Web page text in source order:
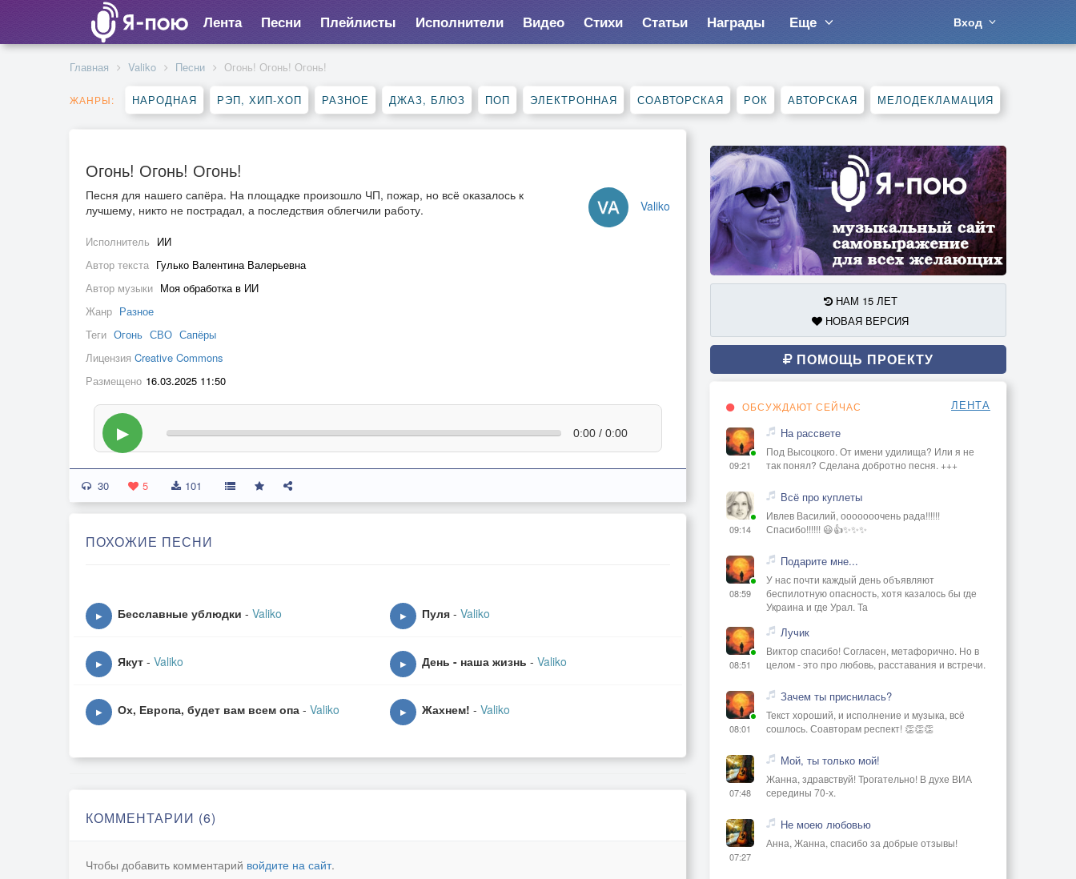
Лента Песни Плейлисты Исполнители Видео Стихи Статьи Награды Еще Вход
Главная Valiko Песни Огонь! Огонь! Огонь!
ЖАНРЫ: НАРОДНАЯ РЭП, ХИП-ХОП РАЗНОЕ ДЖАЗ, БЛЮЗ ПОП ЭЛЕКТРОННАЯ СОАВТОРСКАЯ РОК АВТОРСКАЯ МЕЛОДЕКЛАМАЦИЯ
Огонь! Огонь! Огонь!
Valiko
Песня для нашего сапёра. На площадке произошло ЧП, пожар, но всё оказалось к
лучшему, никто не пострадал, а последствия облегчили работу.
Исполнитель ИИ
Автор текста Гулько Валентина Валерьевна
Автор музыки Моя обработка в ИИ
Жанр Разное
Теги Огонь СВО Сапёры
Лицензия Creative Commons
Размещено 16.03.2025 11:50
▶ 0:00 / 0:00
30 5 101
ПОХОЖИЕ ПЕСНИ
▶ Бесславные ублюдки - Valiko ▶ Пуля - Valiko
▶ Якут - Valiko ▶ День - наша жизнь - Valiko
▶ Ох, Европа, будет вам всем опа - Valiko ▶ Жахнем! - Valiko
КОММЕНТАРИИ (6)
Чтобы добавить комментарий войдите на сайт.
НАМ 15 ЛЕТ
НОВАЯ ВЕРСИЯ
ПОМОЩЬ ПРОЕКТУ
ОБСУЖДАЮТ СЕЙЧАС ЛЕНТА
09:21
На рассвете
Под Высоцкого. От имени удилища? Или я не
так понял? Сделана добротно песня. +++
09:14
Всё про куплеты
Ивлев Василий, ооооооочень рада!!!!!!
Спасибо!!!!!! 😃👍✨✨✨
08:59
Подарите мне...
У нас почти каждый день объявляют
беспилотную опасность, хотя казалось бы где
Украина и где Урал. Та
08:51
Лучик
Виктор спасибо! Согласен, метафорично. Но в
целом - это про любовь, расставания и встречи.
08:01
Зачем ты приснилась?
Текст хороший, и исполнение и музыка, всё
сошлось. Соавторам респект! 👏👏👏
07:48
Мой, ты только мой!
Жанна, здравствуй! Трогательно! В духе ВИА
середины 70-х.
07:27
Не моею любовью
Анна, Жанна, спасибо за добрые отзывы!